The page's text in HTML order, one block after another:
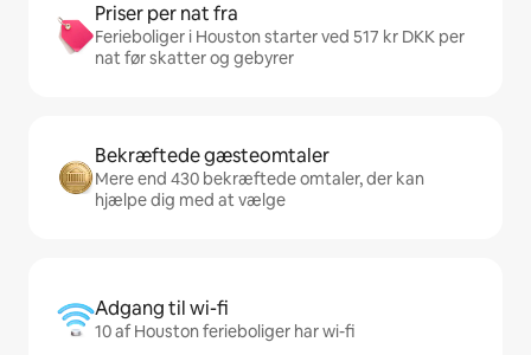
Priser per nat fra
Ferieboliger i Houston starter ved 517 kr DKK per
nat før skatter og gebyrer
Bekræftede gæsteomtaler
Mere end 430 bekræftede omtaler, der kan
hjælpe dig med at vælge
Adgang til wi-fi
10 af Houston ferieboliger har wi-fi